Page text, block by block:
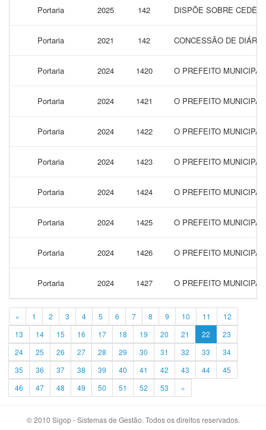
Portaria 2025 142 DISPÕE SOBRE
Portaria 2021 142 CONCESSÃO DE
Portaria 2024 1420 O PREFEITO
Portaria 2024 1421 O PREFEITO
Portaria 2024 1422 O PREFEITO
Portaria 2024 1423 O PREFEITO
Portaria 2024 1424 O PREFEITO
Portaria 2024 1425 O PREFEITO
Portaria 2024 1426 O PREFEITO
Portaria 2024 1427 O PREFEITO
« 1 2 3 4 5 6 7 8 9 10 11
12
13
14 15 16 17 18 19 20 21 22
23
24
25 26 27 28 29 30 31 32 33
34
35
36 37 38 39 40 41 42 43 44
45
46
47 48 49 50 51 52 53 »
© 2010 Sigop - Sistemas de Gestão. Todos os direitos reservados.